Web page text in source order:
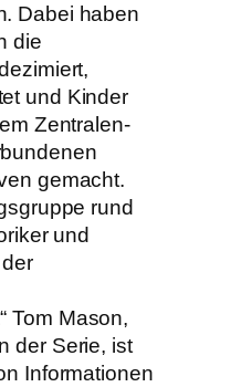
Dabei haben
die
und Kinder
Zentralen-
gemacht.
rund
und
Tom Mason,
der Serie, ist
Informationen